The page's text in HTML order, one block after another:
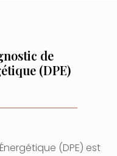
de
(DPE)
(DPE) est